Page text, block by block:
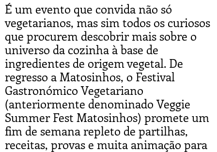
É um evento que convida não só
vegetarianos, mas sim todos os curiosos
que procurem descobrir mais sobre o
universo da cozinha à base de
ingredientes de origem vegetal. De
regresso a Matosinhos, o Festival
Gastronómico Vegetariano
(anteriormente denominado Veggie
Summer Fest Matosinhos) promete um
fim de semana repleto de partilhas,
receitas, provas e muita animação para